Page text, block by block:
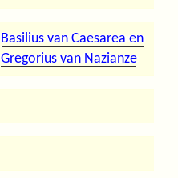
Basilius van Caesarea en
Gregorius van Nazianze